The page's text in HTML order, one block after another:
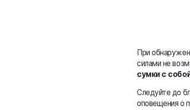
При
силами не
сумки с
Следуйте до
оповещения о